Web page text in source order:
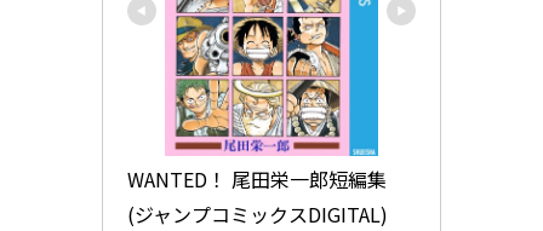
WANTED！ 尾田栄一郎短編集
(ジャンプコミックスDIGITAL)